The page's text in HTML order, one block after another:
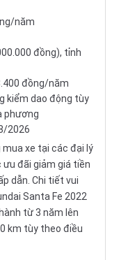
năm
đồng), tỉnh
đồng/năm
kiểm dao động tùy
phương
2026
xe tại các đại lý
ưu đãi giảm giá tiền
dẫn. Chi tiết vui
Santa Fe 2022
từ 3 năm lên
km tùy theo điều